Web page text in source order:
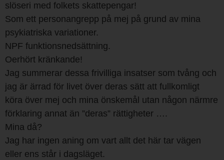
slöseri med folkets skattepengar!
Som ett personangrepp på mej på grund av mina
psykiatriska variationer.
NPF funktionsnedsättning.
Oerhört kränkande!
Jag summerar dessa frivilliga insatser som tvång och
jag är ärrad för livet över deras sätt att fullkomligt
köra över mej och mina önskemål utan någon närmre
förklaring annat än ”deras” rättigheter ….
Mina då?
Jag har ingen aning om vart allt det här tar vägen
eller ens står i dagsläget.